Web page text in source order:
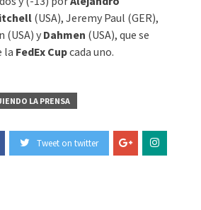
(USA), Jeremy Paul (GER),
(USA) y Dahmen (USA), que se
la FedEx Cupcada uno.
LA PRENSA
Tweet on twitter